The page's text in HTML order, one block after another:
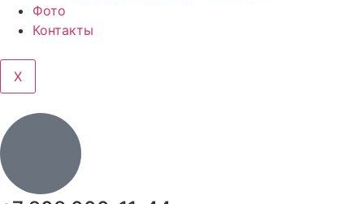
Фото
Контакты
X